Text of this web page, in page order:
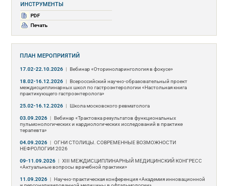
ИНСТРУМЕНТЫ
PDF
Печать
ПЛАН МЕРОПРИЯТИЙ
17.02-22.10.2026 | Вебинар «Оториноларингология в фокусе»
18.02-16.12.2026 | Всероссийский научно-образовательный проект
междисциплинарных школ по гастроэнтерологии «Настольная книга
практикующего гастроэнтеролога»
25.02-16.12.2026 | Школа московского ревматолога
03.09.2026 | Вебинар «Трактовка результатов функциональных
пульмонологических и кардиологических исследований в практике
терапевта»
04.09.2026 | ОГНИ СТОЛИЦЫ. СОВРЕМЕННЫЕ ВОЗМОЖНОСТИ
НЕФРОЛОГИИ 2026
09-11.09.2026 | ХIII МЕЖДИСЦИПЛИНАРНЫЙ МЕДИЦИНСКИЙ КОНГРЕСС
«Актуальные вопросы врачебной практики»
11.09.2026 | Научно-практическая конференция «Академия инновационной